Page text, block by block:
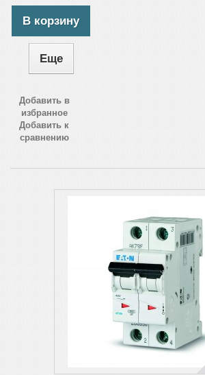
В корзину
Еще
Добавить в
избранное
Добавить к
сравнению